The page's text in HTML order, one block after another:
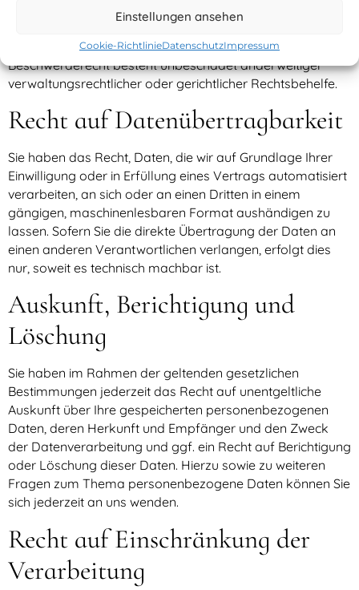
Einstellungen ansehen
Cookie-RichtlinieDatenschutzImpressum
Aufsichtsbehörde, insbesondere in dem Mitgliedstaat ihres
gewöhnlichen Aufenthalts, ihres Arbeitsplatzes oder des
Orts des mutmaßlichen Verstoßes zu. Das
Beschwerderecht besteht unbeschadet anderweitiger
verwaltungsrechtlicher oder gerichtlicher Rechtsbehelfe.
Recht auf Daten­übertrag­barkeit
Sie haben das Recht, Daten, die wir auf Grundlage Ihrer
Einwilligung oder in Erfüllung eines Vertrags automatisiert
verarbeiten, an sich oder an einen Dritten in einem
gängigen, maschinenlesbaren Format aushändigen zu
lassen. Sofern Sie die direkte Übertragung der Daten an
einen anderen Verantwortlichen verlangen, erfolgt dies
nur, soweit es technisch machbar ist.
Auskunft, Berichtigung und
Löschung
Sie haben im Rahmen der geltenden gesetzlichen
Bestimmungen jederzeit das Recht auf unentgeltliche
Auskunft über Ihre gespeicherten personenbezogenen
Daten, deren Herkunft und Empfänger und den Zweck
der Datenverarbeitung und ggf. ein Recht auf Berichtigung
oder Löschung dieser Daten. Hierzu sowie zu weiteren
Fragen zum Thema personenbezogene Daten können Sie
sich jederzeit an uns wenden.
Recht auf Einschränkung der
Verarbeitung